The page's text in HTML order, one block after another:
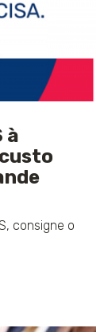
à
consigne o